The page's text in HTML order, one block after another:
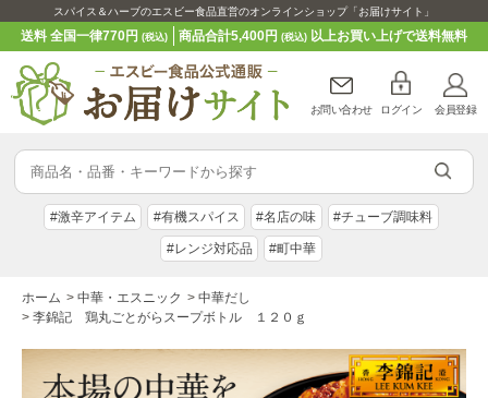
スパイス＆ハーブのエスビー食品直営のオンラインショップ「お届けサイト」
送料 全国一律770円(税込) 商品合計5,400円 (税込)以上お買い上げで送料無料
お問い合わせ ログイン 会員登録
#激辛アイテム #有機スパイス #名店の味 #チューブ調味料
#レンジ対応品 #町中華
ホーム > 中華・エスニック > 中華だし
> 李錦記 鶏丸ごとがらスープボトル １２０ｇ